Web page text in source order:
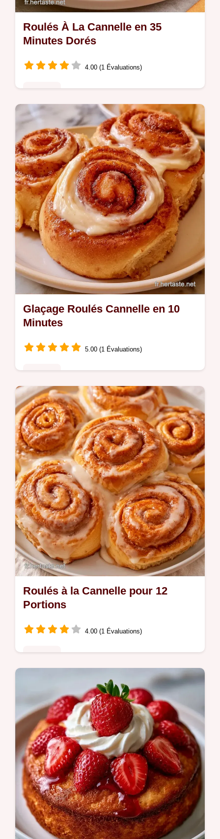
Roulés À La Cannelle en 35
Minutes Dorés
4.00 (1 Évaluations)
Retrouvez tous les détails de la recette pour
réussir vos douceurs. Ces Roulés à la
cannelle sont idéaux pour ceux qui veulent
un dessert express.
Glaçage Roulés Cannelle en 10
Minutes
5.00 (1 Évaluations)
Beaucoup de glaçages coulent trop vite. Ce
Glaçage Roulés Cannelle reste stable grâce
au cream cheese; voyez pourquoi ce
mélange fonctionne dans l'article.
Roulés à la Cannelle pour 12
Portions
4.00 (1 Évaluations)
Comment réussir vos Roulés à la cannelle ?
Obtenez une mie filante avec nos Cinnamon
rolls maison grâce à notre guide des étapes
détaillé et précis.